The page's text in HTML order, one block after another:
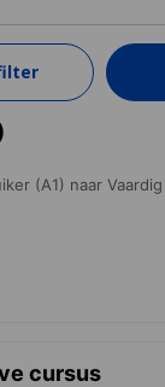
(Lessen in
(A1) naar
cursus